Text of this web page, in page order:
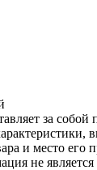
за собой
и место его
не